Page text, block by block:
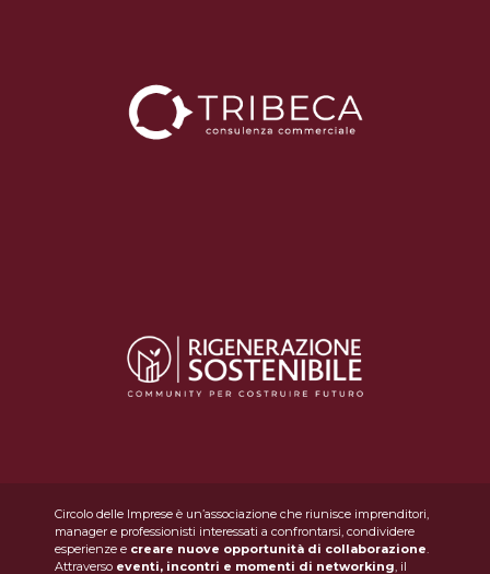
Circolo delle Imprese è un’associazione che riunisce imprenditori,
manager e professionisti interessati a confrontarsi, condividere
esperienze e creare nuove opportunità di collaborazione
Attraverso eventi, incontri e momenti di networking , il